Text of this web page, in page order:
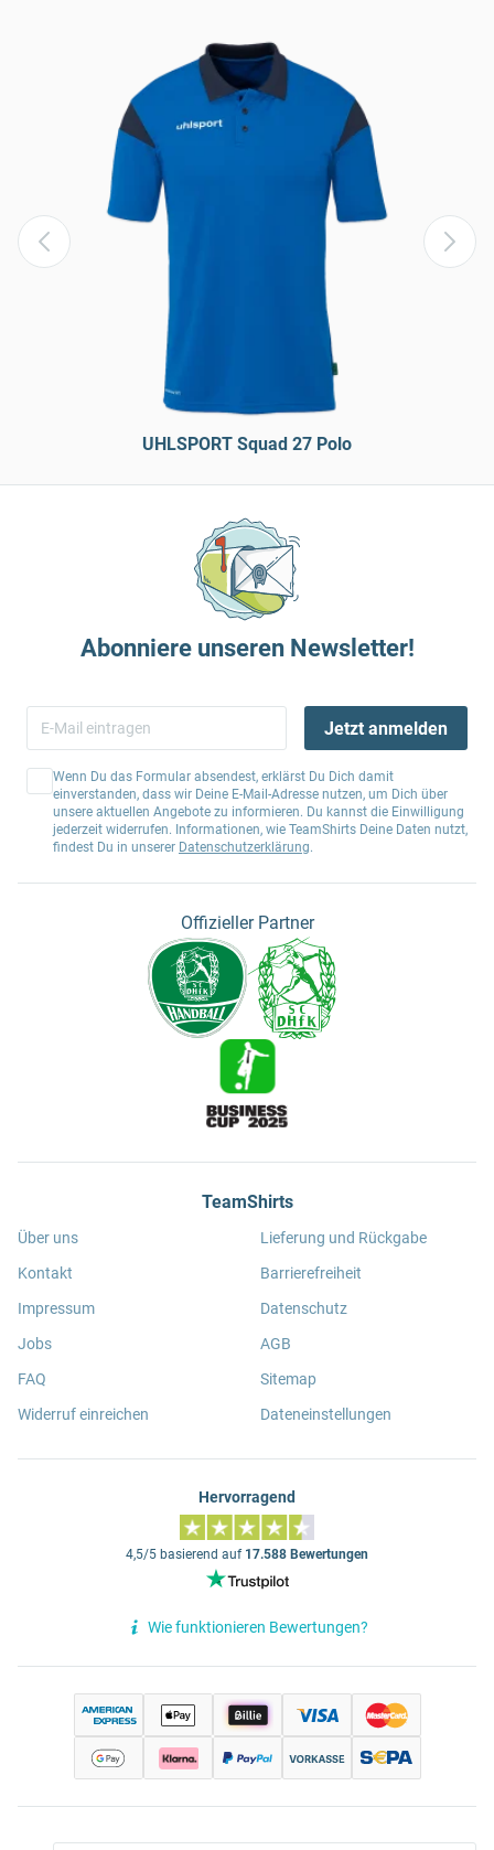
UHLSPORT Squad 27 Polo
Abonniere unseren Newsletter!
Jetzt anmelden
Wenn Du das Formular absendest, erklärst Du Dich damit
einverstanden, dass wir Deine E-Mail-Adresse nutzen, um Dich über
unsere aktuellen Angebote zu informieren. Du kannst die Einwilligung
jederzeit widerrufen. Informationen, wie TeamShirts Deine Daten nutzt,
findest Du in unserer Datenschutzerklärung.
Offizieller Partner
TeamShirts
Über uns
Kontakt
Impressum
Jobs
FAQ
Widerruf einreichen
Lieferung und Rückgabe
Barrierefreiheit
Datenschutz
AGB
Sitemap
Dateneinstellungen
Hervorragend
4,5/5 basierend auf 17.588 Bewertungen
Wie funktionieren Bewertungen?